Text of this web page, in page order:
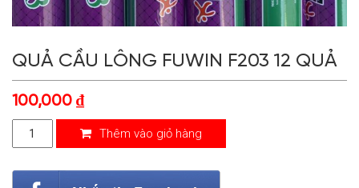
QUẢ CẦU LÔNG FUWIN F203 12 QUẢ
100,000 ₫
Thêm vào giỏ hàng